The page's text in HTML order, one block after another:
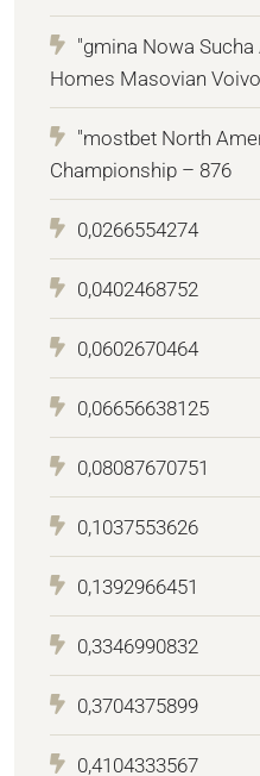
"gmina Nowa
Homes Masovian
"mostbet North
Championship – 876
0,0266554274
0,0402468752
0,0602670464
0,06656638125
0,08087670751
0,1037553626
0,1392966451
0,3346990832
0,3704375899
0,4104333567